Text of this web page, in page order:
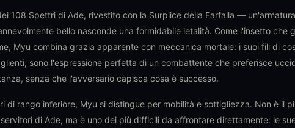
108 Spettri di Ade, rivestito con la Surplice della Farfalla —
bello nasconde una formidabile letalità. Come l'insetto che
Myu combina grazia apparente con meccanica mortale: i suoi fili di
sono l'espressione perfetta di un combattente che preferisce
senza che l'avversario capisca cosa è successo.
di rango inferiore, Myu si distingue per mobilità e sottigliezza. Non è il
di Ade, ma è uno dei più difficili da affrontare direttamente: le